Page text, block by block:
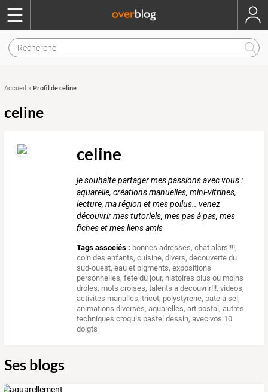
Accueil » Profil de celine
celine
celine
je souhaite partager mes passions avec vous :
aquarelle, créations manuelles, mini-vitrines,
lecture, ma région et mes poilus.. venez
découvrir mes tutoriels, mes pas à pas, mes
fiches et mes liens amis
Tags associés : bonnes adresses,chat alors!!!!,
coin des enfants,cuisine,divers,decouverte du
sud-ouest,eau et pigments,expositions
personnelles,fete du jour, histoires plus ou moins
droles, mots croises,talents a decouvrir!!!,videos,
activites manulles, tricot, polystyrene, pate a sel,
animations diverses,aquarelles,art postal,autres
techniques croquis pastel dessin,avec vos 10
doigts
Ses blogs